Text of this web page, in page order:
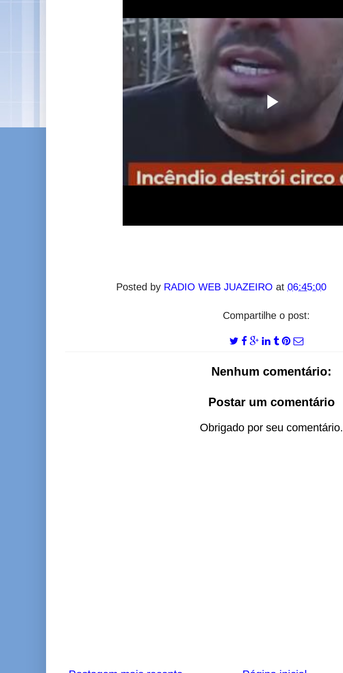
Posted by RADIO WEB JUAZEIRO at 06:45:00
Compartilhe o post:
Nenhum comentário:
Postar um comentário
Obrigado por seu comentário.